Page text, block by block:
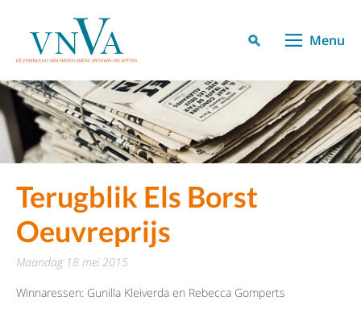
Menu
Terugblik Els Borst
Oeuvreprijs
maandag 18 mei 2015
Winnaressen: Gunilla Kleiverda en Rebecca Gomperts